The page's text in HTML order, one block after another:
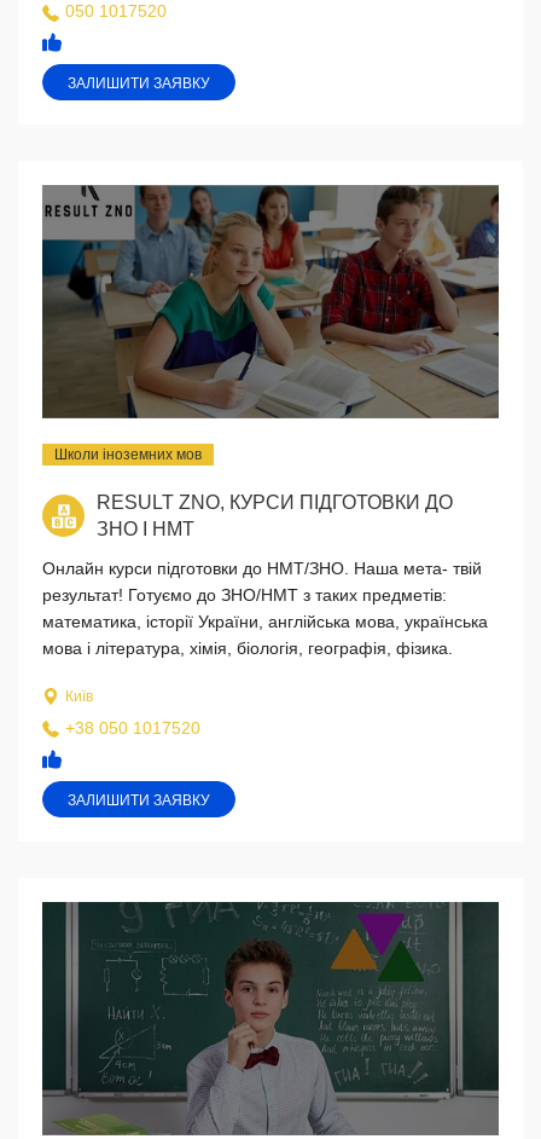
050 1017520
ЗАЛИШИТИ ЗАЯВКУ
Школи іноземних мов
RESULT ZNO, КУРСИ ПІДГОТОВКИ ДО
ЗНО І НМТ
Онлайн курси підготовки до НМТ/ЗНО. Наша мета- твій
результат! Готуємо до ЗНО/НМТ з таких предметів:
математика, історії України, англійська мова, українська
мова і література, хімія, біологія, географія, фізика.
Київ
+38 050 1017520
ЗАЛИШИТИ ЗАЯВКУ